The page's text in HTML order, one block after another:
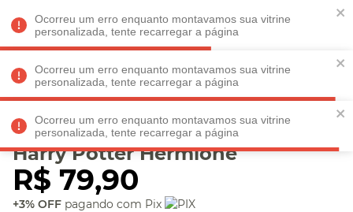
Ocorreu um erro enquanto montavamos sua vitrine
personalizada, tente recarregar a página
Ocorreu um erro enquanto montavamos sua vitrine
personalizada, tente recarregar a página
Ocorreu um erro enquanto montavamos sua vitrine
personalizada, tente recarregar a página
Faltam REGULAMENTO
Veja produtos perto de você! Informe seu CEP
Luminária De Leitura
Harry Potter Hermione
R$ 79,90
+3% OFF pagando com Pix